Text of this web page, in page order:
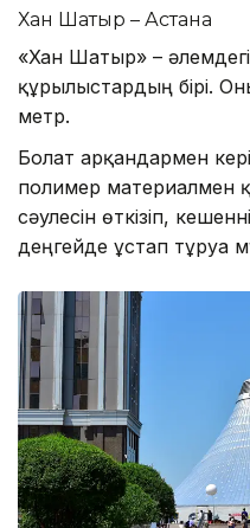
Хан Шатыр – Астана
«Хан Шатыр» – әлемдегі
құрылыстардың бірі.
метр.
Болат арқандармен
полимер материалмен
сәулесін өткізіп,
деңгейде ұстап тұруға